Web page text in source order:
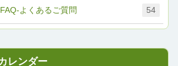
FAQ-よくあるご質問 54